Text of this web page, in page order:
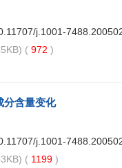
j.1001-
( 972 )
分含量变化
j.1001-
( 1199 )